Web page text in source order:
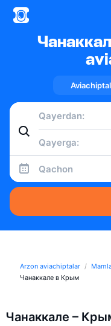
Qachon
Arzon aviachiptalar
Чанаккале в Крым
Чанаккале –